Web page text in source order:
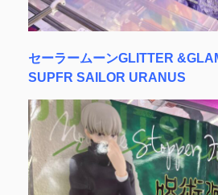
セーラームーンGLITTER
SUPFR SAILOR URANUS